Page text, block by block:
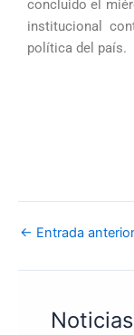
concluido el
institucional
política del país.
← Entrada anterior